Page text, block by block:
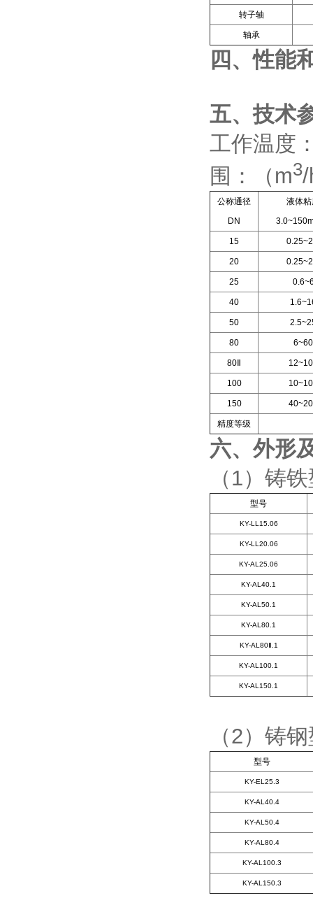
转子轴
轴承
四、性能
五、技术
工作温度
围：（m3/
公称通径
DN
液体
15
20
25
40
50
80 6~60
80Ⅱ
100
150
精度等级
六、外形
（1）铸
型号
KY-LL15.06
KY-LL20.06
KY-AL25.06
KY-AL40.1
KY-AL50.1
KY-AL80.1
KY-AL80Ⅱ.1
KY-AL100.1
KY-AL150.1
（2）铸
型号
KY-EL25.3
KY-AL40.4
KY-AL50.4
KY-AL80.4
KY-AL100.3
KY-AL150.3